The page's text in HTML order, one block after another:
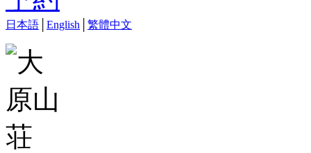
日本語 English 繁體中文